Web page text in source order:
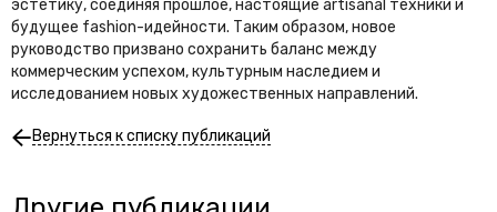
эстетику, соединяя прошлое, настоящие artisanal техники и
будущее fashion-идейности. Таким образом, новое
руководство призвано сохранить баланс между
коммерческим успехом, культурным наследием и
исследованием новых художественных направлений.
Вернуться к списку публикаций